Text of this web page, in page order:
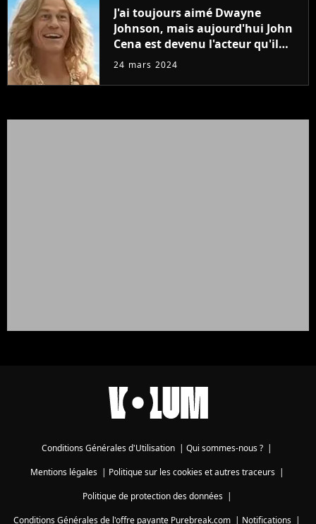
J'ai toujours aimé Dwayne
Johnson, mais aujourd'hui John
Cena est devenu l'acteur qu'il
rêvait d'être (et Ricky Stanicky le
24 mars 2024
Conditions Générales d'Utilisation | Qui sommes-nous ? |
Mentions légales| Politique sur les cookies et autres traceurs|
Politique de protection des données|
Conditions Générales de l'offre payante Purebreak.com | Notifications |